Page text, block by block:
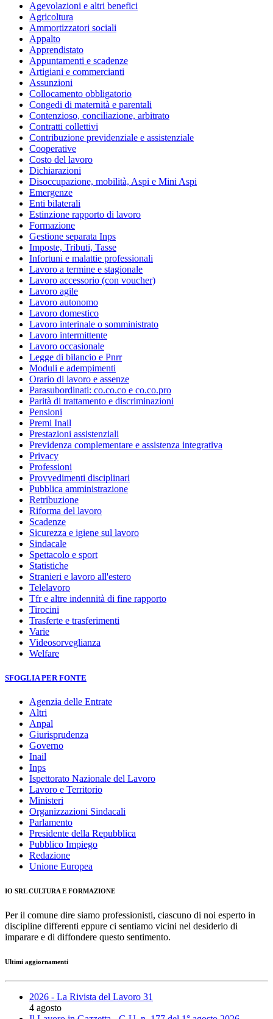
Agevolazioni e altri benefici
Agricoltura
Ammortizzatori sociali
Appalto
Apprendistato
Appuntamenti e scadenze
Artigiani e commercianti
Assunzioni
Collocamento obbligatorio
Congedi di maternità e parentali
Contenzioso, conciliazione, arbitrato
Contratti collettivi
Contribuzione previdenziale e assistenziale
Cooperative
Costo del lavoro
Dichiarazioni
Disoccupazione, mobilità, Aspi e Mini Aspi
Emergenze
Enti bilaterali
Estinzione rapporto di lavoro
Formazione
Gestione separata Inps
Imposte, Tributi, Tasse
Infortuni e malattie professionali
Lavoro a termine e stagionale
Lavoro accessorio (con voucher)
Lavoro agile
Lavoro autonomo
Lavoro domestico
Lavoro interinale o somministrato
Lavoro intermittente
Lavoro occasionale
Legge di bilancio e Pnrr
Moduli e adempimenti
Orario di lavoro e assenze
Parasubordinati: co.co.co e co.co.pro
Parità di trattamento e discriminazioni
Pensioni
Premi Inail
Prestazioni assistenziali
Previdenza complementare e assistenza integrativa
Privacy
Professioni
Provvedimenti disciplinari
Pubblica amministrazione
Retribuzione
Riforma del lavoro
Scadenze
Sicurezza e igiene sul lavoro
Sindacale
Spettacolo e sport
Statistiche
Stranieri e lavoro all'estero
Telelavoro
Tfr e altre indennità di fine rapporto
Tirocini
Trasferte e trasferimenti
Varie
Videosorveglianza
Welfare
SFOGLIA PER FONTE
Agenzia delle Entrate
Altri
Anpal
Giurisprudenza
Governo
Inail
Inps
Ispettorato Nazionale del Lavoro
Lavoro e Territorio
Ministeri
Organizzazioni Sindacali
Parlamento
Presidente della Repubblica
Pubblico Impiego
Redazione
Unione Europea
IO SRL CULTURA E FORMAZIONE
Per il comune dire siamo professionisti, ciascuno di noi esperto in
discipline differenti eppure ci sentiamo vicini nel desiderio di
imparare e di diffondere questo sentimento.
Ultimi aggiornamenti
2026 - La Rivista del Lavoro 31
4 agosto